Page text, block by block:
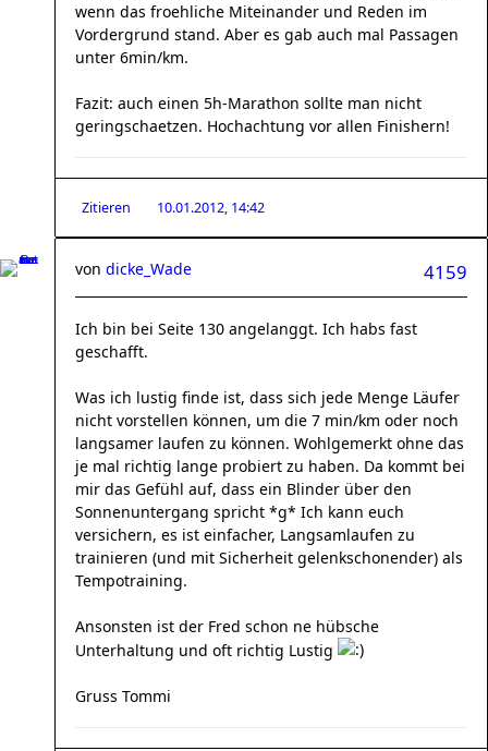
wenn das froehliche Miteinander und Reden im
Vordergrund stand. Aber es gab auch mal Passagen
unter 6min/km.
Fazit: auch einen 5h-Marathon sollte man nicht
geringschaetzen. Hochachtung vor allen Finishern!
Zitieren 10.01.2012, 14:42
4159
von dicke_Wade
Ich bin bei Seite 130 angelanggt. Ich habs fast
geschafft.
Was ich lustig finde ist, dass sich jede Menge Läufer
nicht vorstellen können, um die 7 min/km oder noch
langsamer laufen zu können. Wohlgemerkt ohne das
je mal richtig lange probiert zu haben. Da kommt bei
mir das Gefühl auf, dass ein Blinder über den
Sonnenuntergang spricht *g* Ich kann euch
versichern, es ist einfacher, Langsamlaufen zu
trainieren (und mit Sicherheit gelenkschonender) als
Tempotraining.
Ansonsten ist der Fred schon ne hübsche
Unterhaltung und oft richtig Lustig
Gruss Tommi